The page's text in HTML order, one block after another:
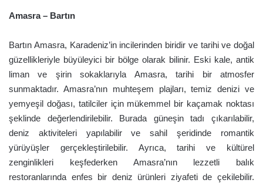
Amasra – Bartın
Bartın Amasra, Karadeniz’in incilerinden biridir ve tarihi ve doğal
güzellikleriyle büyüleyici bir bölge olarak bilinir. Eski kale, antik
liman ve şirin sokaklarıyla Amasra, tarihi bir atmosfer
sunmaktadır. Amasra’nın muhteşem plajları, temiz denizi ve
yemyeşil doğası, tatilciler için mükemmel bir kaçamak noktası
şeklinde değerlendirilebilir. Burada güneşin tadı çıkarılabilir,
deniz aktiviteleri yapılabilir ve sahil şeridinde romantik
yürüyüşler gerçekleştirilebilir. Ayrıca, tarihi ve kültürel
zenginlikleri keşfederken Amasra’nın lezzetli balık
restoranlarında enfes bir deniz ürünleri ziyafeti de çekilebilir.